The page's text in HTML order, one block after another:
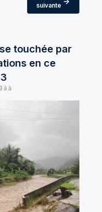
suivante
touchée par
en ce
à à